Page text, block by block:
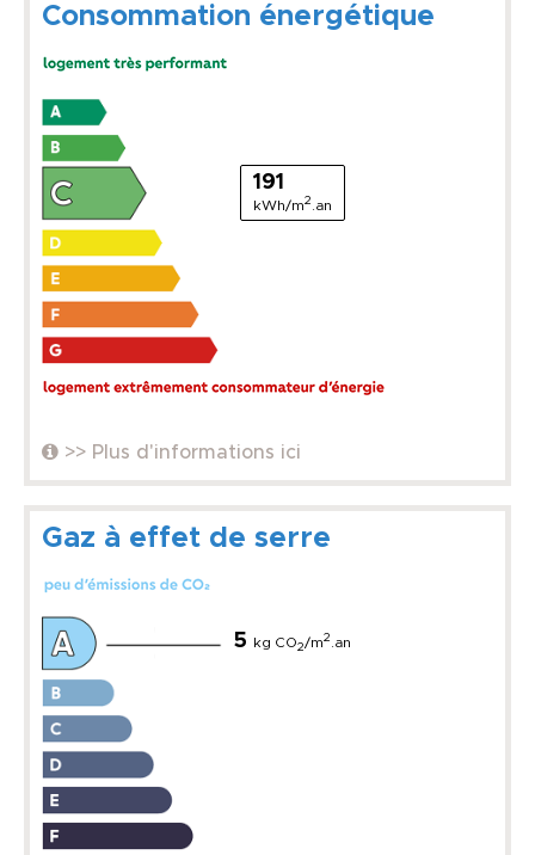
Consommation énergétique
191
kWh/m2 .an
>> Plus d'informations ici
Gaz à effet de serre
5 kg CO2/m2 .an